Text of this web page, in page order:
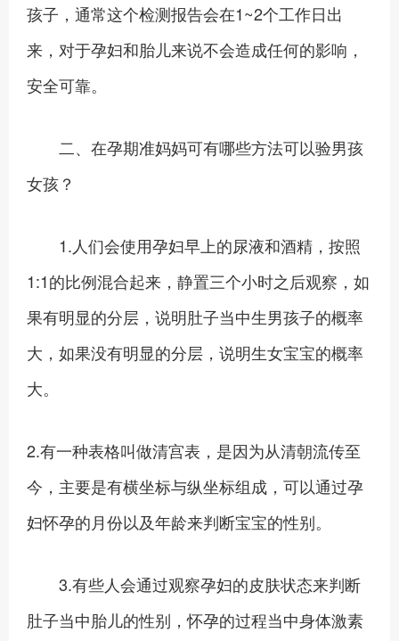
孩子，通常这个检测报告会在1~2个工作日出
来，对于孕妇和胎儿来说不会造成任何的影响，
安全可靠。
二、在孕期准妈妈可有哪些方法可以验男孩
女孩？
1.人们会使用孕妇早上的尿液和酒精，按照
1:1的比例混合起来，静置三个小时之后观察，如
果有明显的分层，说明肚子当中生男孩子的概率
大，如果没有明显的分层，说明生女宝宝的概率
大。
2.有一种表格叫做清宫表，是因为从清朝流传至
今，主要是有横坐标与纵坐标组成，可以通过孕
妇怀孕的月份以及年龄来判断宝宝的性别。
3.有些人会通过观察孕妇的皮肤状态来判断
肚子当中胎儿的性别，怀孕的过程当中身体激素